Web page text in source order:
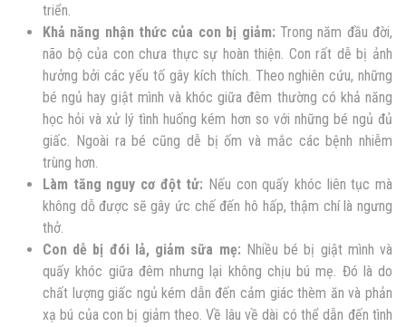
triển.
Khả năng nhận thức của con bị giảm: Trong năm đầu đời,
não bộ của con chưa thực sự hoàn thiện. Con rất dễ bị ảnh
hưởng bởi các yếu tố gây kích thích. Theo nghiên cứu, những
bé ngủ hay giật mình và khóc giữa đêm thường có khả năng
học hỏi và xử lý tình huống kém hơn so với những bé ngủ đủ
giấc. Ngoài ra bé cũng dễ bị ốm và mắc các bệnh nhiễm
trùng hơn.
Làm tăng nguy cơ đột tử: Nếu con quấy khóc liên tục mà
không dỗ được sẽ gây ức chế đến hô hấp, thậm chí là ngưng
thở.
Con dễ bị đói lả, giảm sữa mẹ: Nhiều bé bị giật mình và
quấy khóc giữa đêm nhưng lại không chịu bú mẹ. Đó là do
chất lượng giấc ngủ kém dẫn đến cảm giác thèm ăn và phản
xạ bú của con bị giảm theo. Về lâu về dài có thể dẫn đến tình